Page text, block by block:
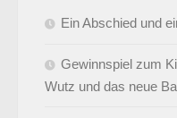
Ein Abschied und
Gewinnspiel zum
Wutz und das neue